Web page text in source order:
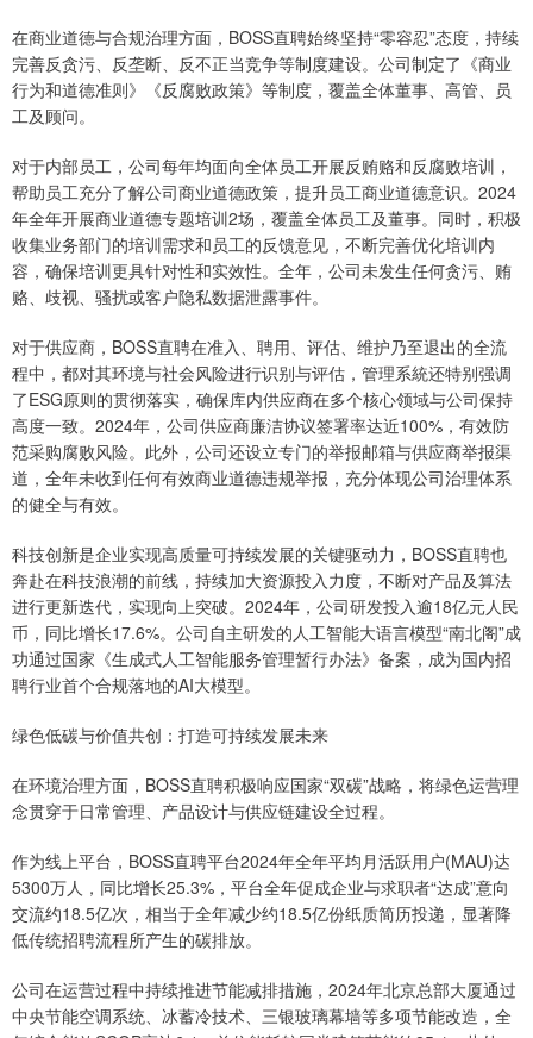
在商业道德与合规治理方面，BOSS直聘始终坚持“零容忍”态度，持续
完善反贪污、反垄断、反不正当竞争等制度建设。公司制定了《商业
行为和道德准则》《反腐败政策》等制度，覆盖全体董事、高管、员
工及顾问。
对于内部员工，公司每年均面向全体员工开展反贿赂和反腐败培训，
帮助员工充分了解公司商业道德政策，提升员工商业道德意识。2024
年全年开展商业道德专题培训2场，覆盖全体员工及董事。同时，积极
收集业务部门的培训需求和员工的反馈意见，不断完善优化培训内
容，确保培训更具针对性和实效性。全年，公司未发生任何贪污、贿
赂、歧视、骚扰或客户隐私数据泄露事件。
对于供应商，BOSS直聘在准入、聘用、评估、维护乃至退出的全流
程中，都对其环境与社会风险进行识别与评估，管理系統还特别强调
了ESG原则的贯彻落实，确保库内供应商在多个核心领域与公司保持
高度一致。2024年，公司供应商廉洁协议签署率达近100%，有效防
范采购腐败风险。此外，公司还设立专门的举报邮箱与供应商举报渠
道，全年未收到任何有效商业道德违规举报，充分体现公司治理体系
的健全与有效。
科技创新是企业实现高质量可持续发展的关键驱动力，BOSS直聘也
奔赴在科技浪潮的前线，持续加大资源投入力度，不断对产品及算法
进行更新迭代，实现向上突破。2024年，公司研发投入逾18亿元人民
币，同比增长17.6%。公司自主研发的人工智能大语言模型“南北阁”成
功通过国家《生成式人工智能服务管理暂行办法》备案，成为国内招
聘行业首个合规落地的AI大模型。
绿色低碳与价值共创：打造可持续发展未来
在环境治理方面，BOSS直聘积极响应国家“双碳”战略，将绿色运营理
念贯穿于日常管理、产品设计与供应链建设全过程。
作为线上平台，BOSS直聘平台2024年全年平均月活跃用户(MAU)达
5300万人，同比增长25.3%，平台全年促成企业与求职者“达成”意向
交流约18.5亿次，相当于全年减少约18.5亿份纸质简历投递，显著降
低传统招聘流程所产生的碳排放。
公司在运营过程中持续推进节能减排措施，2024年北京总部大厦通过
中央节能空调系统、冰蓄冷技术、三银玻璃幕墙等多项节能改造，全